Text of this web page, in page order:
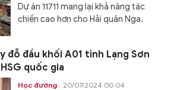
Dự án 11711 mang lại khả năng tác
chiến cao hơn cho Hải quân Nga.
đỗ đầu khối A01 tỉnh Lạng Sơn
quốc gia
Học đường 20/07/2024 00:04